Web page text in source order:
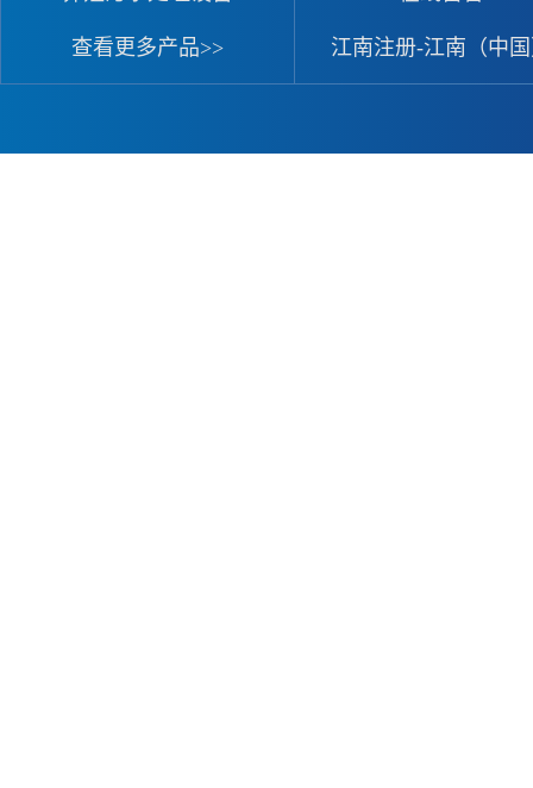
查看更多产品>> 江南注册-江南（中